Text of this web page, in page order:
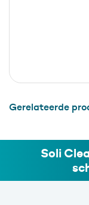
Gerelateerde
Soli